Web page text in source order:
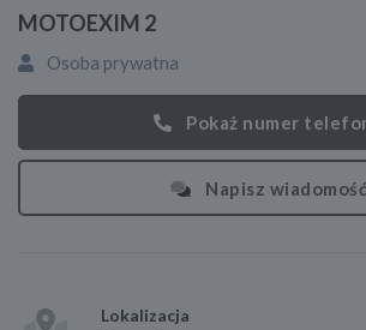
MOTOEXIM 2
Osoba prywatna
Pokaż numer
Napisz wiadomość
Lokalizacja